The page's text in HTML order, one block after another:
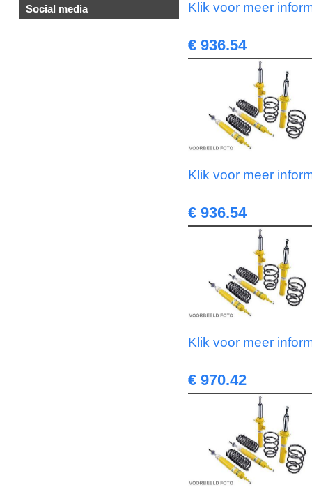
Social media Klik voor meer
€ 936.54
Klik voor meer
€ 936.54
Klik voor meer
€ 970.42